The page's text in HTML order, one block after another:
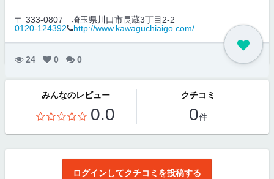
〒 333-0807
埼玉県川口市長蔵3丁目2-2
0120-124392
http://www.kawaguchiaigo.com/
24 0 0
みんなのレビュー
0.0
クチコミ
0件
ログインしてクチコミを投稿する